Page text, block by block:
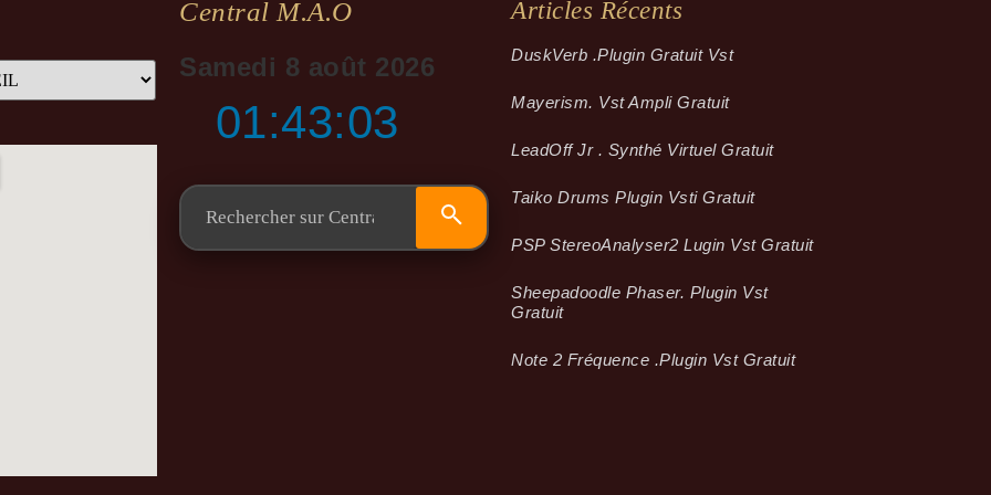
Central M.a.o
Samedi 8 août 2026
01:43:03
Articles Récents
Dusk­Verb .plugin Gratuit Vst
Mayerism. Vst Ampli Gratuit
LeadOff Jr . Synthé Virtuel Gratuit
Taiko Drums Plugin Vsti Gratuit
PSP StereoAnalyser2 Lugin Vst Gratuit
Sheepadoodle Phaser. Plugin Vst
Gratuit
Note 2 Fréquence .plugin Vst Gratuit